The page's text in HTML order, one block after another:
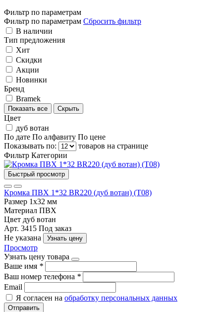
Фильтр по параметрам
Фильтр по параметрам Сбросить фильтр
В наличии
Тип предложения
Хит
Скидки
Акции
Новинки
Бренд
Bramek
Показать все Скрыть
Цвет
дуб вотан
По дате По алфавиту По цене
Показывать по:
товаров на странице
Фильтр Категории
Быстрый просмотр
Кромка ПВХ 1*32 BR220 (дуб вотан) (Т08)
Размер 1х32 мм
Материал ПВХ
Цвет дуб вотан
Арт. 3415 Под заказ
Не указана
Узнать цену
Просмотр
Узнать цену товара
Ваше имя *
Ваш номер телефона *
Email
Я согласен на обработку персональных данных
Отправить